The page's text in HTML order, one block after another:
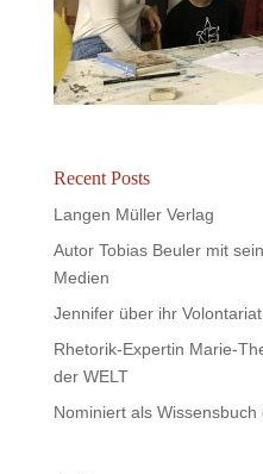
Recent Posts
Langen Müller Verlag
Autor Tobias Beuler mit
Medien
Jennifer über ihr
Rhetorik-Expertin Marie-
der WELT
Nominiert als